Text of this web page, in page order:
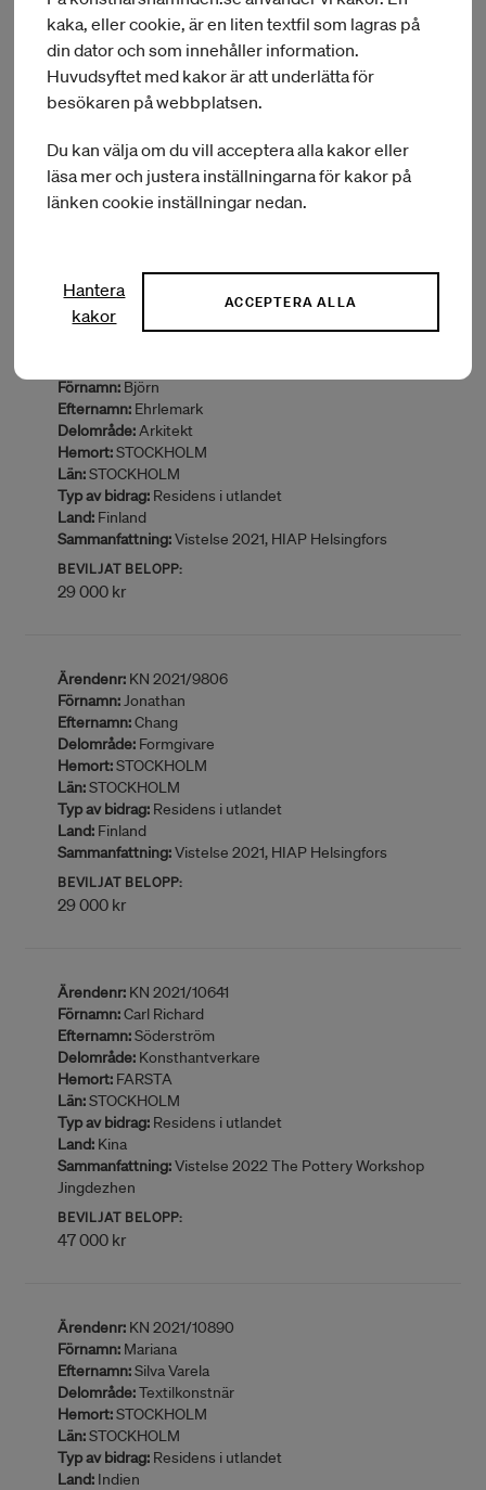
Ärendenr:KN 2021/8165
Förnamn:Karl Oskar Natanael
Efternamn: Persson
Delområde:Bildkonstnär
Län:SKÅNE
Typ av bidrag:Gästbostad
Land:Frankrike
Förnamn: Björn
Efternamn: Ehrlemark
Delområde:Arkitekt
Hemort:STOCKHOLM
Län:STOCKHOLM
Typ av bidrag: Residens i utlandet
Land: Finland
Sammanfattning:Vistelse 2021, HIAP Helsingfors
BEVILJAT BELOPP:
29 000 kr
Ärendenr: KN 2021/9806
Förnamn:Jonathan
Efternamn:Chang
Delområde: Formgivare
Hemort:STOCKHOLM
Län:STOCKHOLM
Typ av bidrag: Residens i utlandet
Land: Finland
Sammanfattning:Vistelse 2021, HIAP Helsingfors
BEVILJAT BELOPP:
29 000 kr
Ärendenr: KN 2021/10641
Förnamn:Carl Richard
Efternamn:Söderström
Delområde: Konsthantverkare
Hemort: FARSTA
Län:STOCKHOLM
Typ av bidrag: Residens i utlandet
Land: Kina
Sammanfattning:Vistelse 2022 The Pottery Workshop
Jingdezhen
BEVILJAT BELOPP:
47 000 kr
Ärendenr: KN 2021/10890
Förnamn: Mariana
Efternamn:Silva Varela
Delområde:Textilkonstnär
Hemort:STOCKHOLM
Län:STOCKHOLM
Typ av bidrag: Residens i utlandet
Land: Indien
kaka, eller cookie, är en liten textfil som lagras på
din dator och som innehåller information.
Huvudsyftet med kakor är att underlätta för
besökaren på webbplatsen.
Du kan välja om du vill acceptera alla kakor eller
läsa mer och justera inställningarna för kakor på
länken cookie inställningar nedan.
Hantera
kakor
ACCEPTERA ALLA